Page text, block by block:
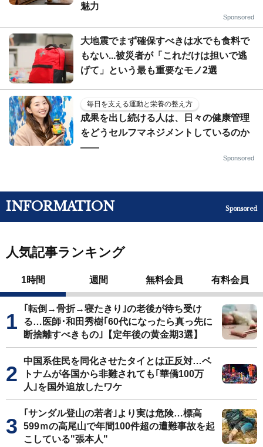
魅力
Sponsored
大地震でまず確保すべきは水でも食料で
もない...被災者が「これだけは担いで逃
げて」という最も重要なモノ2選
毎日を支える運動と栄養の整え方
成果を出し続ける人は、日々の健康管理
をどうセルフマネジメントしているのか
——
Sponsored
INFORMATION Sponsored
人気記事ランキング
1時間 週間 無料会員 有料会員
｢転倒→骨折→寝たきり｣の老後が待ち受け
る…医師･和田秀樹｢60代になったら真っ先に
断捨離すべきもの｣【定年後の黄金期3選】
中国系住民を同化させたタイとは正反対…ベ
トナムが各国から非難されても｢華僑100万
人｣を国外追放したワケ
｢サンダル登山の若者｣より実は危険…標高
599ｍの高尾山で年間100件超の遭難事故を起
こしている"張本人"